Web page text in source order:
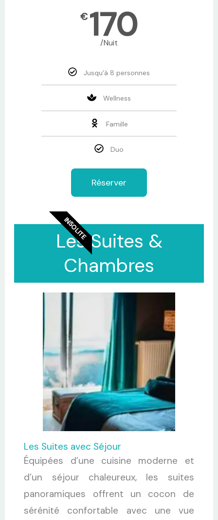
€ 170
/Nuit
Jusqu'à 8 personnes
Wellness
Famille
Duo
Réserver
INSOLITE
Les Suites &
Chambres
Les Suites avec Séjour
Équipées d’une cuisine moderne et
d’un séjour chaleureux, les suites
panoramiques offrent un cocon de
sérénité confortable avec une vue